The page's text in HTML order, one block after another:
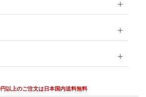
以上のご注文は日本国内送料無料